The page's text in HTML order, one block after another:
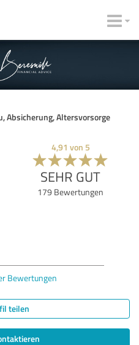
Absicherung, Altersvorsorge
4,91 von 5
SEHR GUT
179 Bewertungen
Bewertungen
teilen